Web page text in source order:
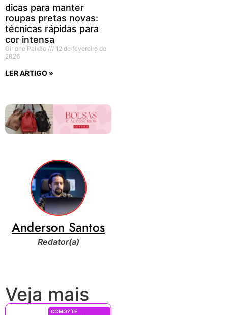
dicas para manter
roupas pretas novas:
técnicas rápidas para
cor intensa
Girlene Paixão
12 de fevereiro de
2026
LER ARTIGO »
Anderson Santos
Redator(a)
Veja mais
COMO? TE